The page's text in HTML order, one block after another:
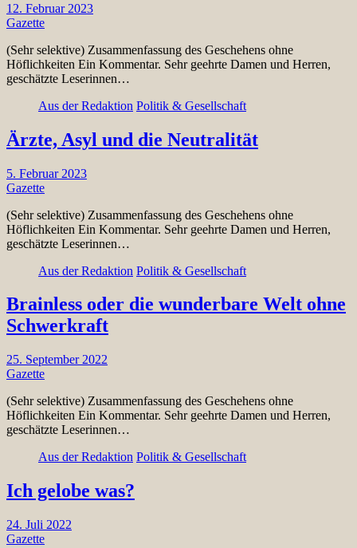
12. Februar 2023
Gazette
(Sehr selektive) Zusammenfassung des Geschehens ohne
Höflichkeiten Ein Kommentar. Sehr geehrte Damen und Herren,
geschätzte Leserinnen…
Aus der Redaktion Politik & Gesellschaft
Ärzte, Asyl und die Neutralität
5. Februar 2023
Gazette
(Sehr selektive) Zusammenfassung des Geschehens ohne
Höflichkeiten Ein Kommentar. Sehr geehrte Damen und Herren,
geschätzte Leserinnen…
Aus der Redaktion Politik & Gesellschaft
Brainless oder die wunderbare Welt ohne
Schwerkraft
25. September 2022
Gazette
(Sehr selektive) Zusammenfassung des Geschehens ohne
Höflichkeiten Ein Kommentar. Sehr geehrte Damen und Herren,
geschätzte Leserinnen…
Aus der Redaktion Politik & Gesellschaft
Ich gelobe was?
24. Juli 2022
Gazette